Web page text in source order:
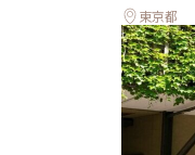
東京都